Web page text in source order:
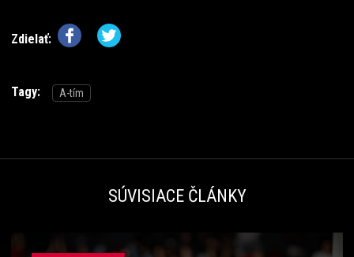
Zdielať:
Tagy: A-tím
SÚVISIACE ČLÁNKY